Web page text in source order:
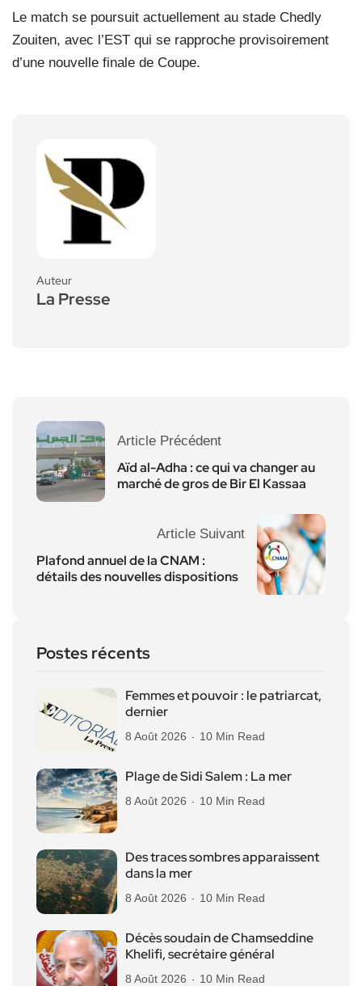
Le match se poursuit actuellement au stade Chedly
Zouiten, avec l’EST qui se rapproche provisoirement
d’une nouvelle finale de Coupe.
Auteur
La Presse
Article Précédent
Aïd al-Adha : ce qui va changer au
marché de gros de Bir El Kassaa
Article Suivant
Plafond annuel de la CNAM :
détails des nouvelles dispositions
Postes récents
Femmes et pouvoir : le patriarcat,
dernier
8 Août 2026 10 Min Read
Plage de Sidi Salem : La mer
8 Août 2026 10 Min Read
Des traces sombres apparaissent
dans la mer
8 Août 2026 10 Min Read
Décès soudain de Chamseddine
Khelifi, secrétaire général
8 Août 2026 10 Min Read